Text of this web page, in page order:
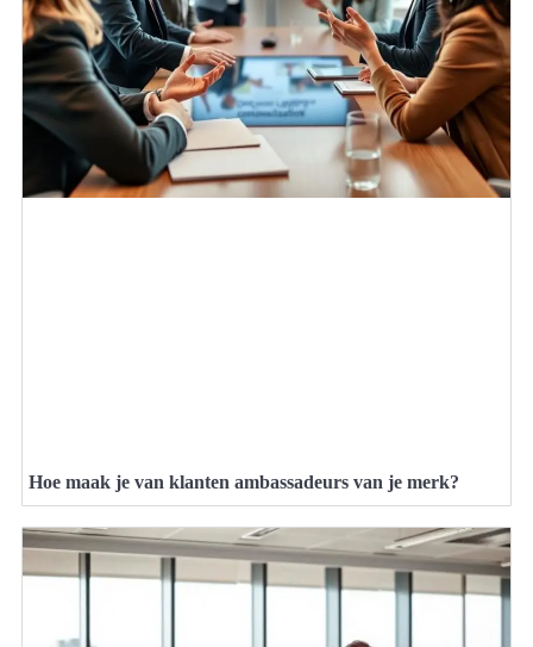
Hoe maak je van klanten ambassadeurs van je merk?